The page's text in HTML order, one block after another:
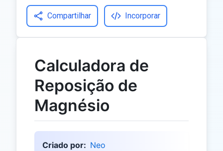
Compartilhar Incorporar
Calculadora de
Reposição de
Magnésio
Criado por: Neo